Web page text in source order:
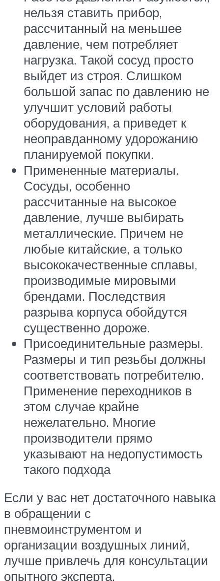
нельзя ставить прибор,
рассчитанный на меньшее
давление, чем потребляет
нагрузка. Такой сосуд просто
выйдет из строя. Слишком
большой запас по давлению не
улучшит условий работы
оборудования, а приведет к
неоправданному удорожанию
планируемой покупки.
Примененные материалы.
Сосуды, особенно
рассчитанные на высокое
давление, лучше выбирать
металлические. Причем не
любые китайские, а только
высококачественные сплавы,
производимые мировыми
брендами. Последствия
разрыва корпуса обойдутся
существенно дороже.
Присоединительные размеры.
Размеры и тип резьбы должны
соответствовать потребителю.
Применение переходников в
этом случае крайне
нежелательно. Многие
производители прямо
указывают на недопустимость
такого подхода
Если у вас нет достаточного навыка
в обращении с
пневмоинструментом и
организации воздушных линий,
лучше привлечь для консультации
опытного эксперта.